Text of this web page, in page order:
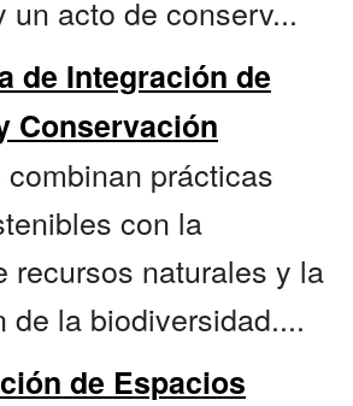
un acto de conserv...
de Integración de
Conservación
prácticas
con la
recursos naturales y la
de la biodiversidad....
de Espacios